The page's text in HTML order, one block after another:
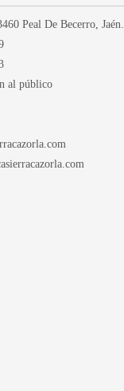
Peal De Becerro, Jaén.
al público